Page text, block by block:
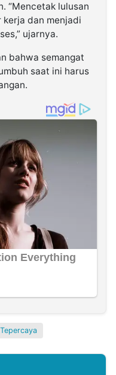
“Mencetak lulusan
kerja dan menjadi
ujarnya.
bahwa semangat
saat ini harus
Tepercaya